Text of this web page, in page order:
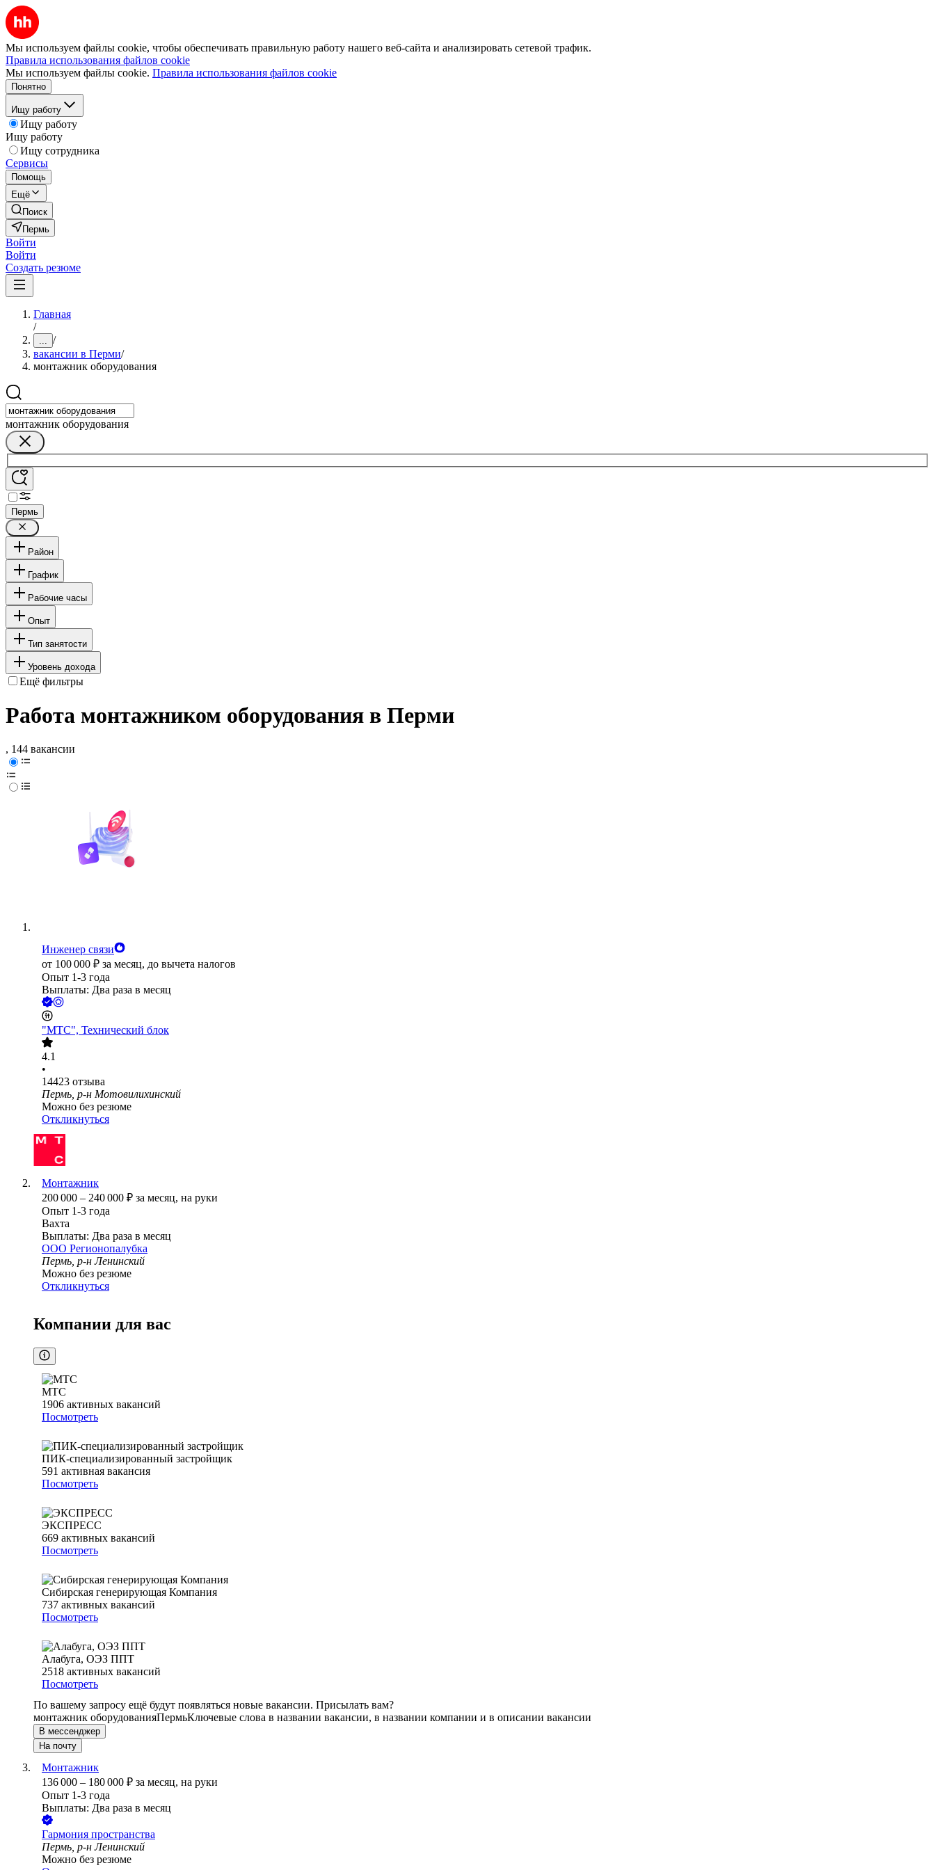
Мы используем файлы cookie, чтобы обеспечивать правильную работу нашего веб-сайта и анализировать сетевой трафик.
Правила использования файлов cookie
Мы используем файлы cookie. Правила использования файлов cookie
Понятно
Ищу работу
Ищу работу
Ищу работу
Ищу сотрудника
Сервисы
Помощь
Ещё
Поиск
Пермь
Войти
Войти
Создать резюме
Главная
/
... /
вакансии в Перми/
монтажник оборудования
монтажник оборудования
Пермь
Район
График
Рабочие часы
Опыт
Тип занятости
Уровень дохода
Ещё фильтры
Работа монтажником оборудования в Перми
, 144 вакансии
Инженер связи
от 100 000 ₽ за месяц, до вычета налогов
Опыт 1-3 года
Выплаты: Два раза в месяц
"МТС", Технический блок
4.1
•
14423 отзыва
Пермь, р-н Мотовилихинский
Можно без резюме
Откликнуться
Монтажник
200 000 – 240 000 ₽ за месяц, на руки
Опыт 1-3 года
Вахта
Выплаты: Два раза в месяц
ООО Регионопалубка
Пермь, р-н Ленинский
Можно без резюме
Откликнуться
Компании для вас
МТС
1906 активных вакансий
Посмотреть
ПИК-специализированный застройщик
591 активная вакансия
Посмотреть
ЭКСПРЕСС
669 активных вакансий
Посмотреть
Сибирская генерирующая Компания
737 активных вакансий
Посмотреть
Алабуга, ОЭЗ ППТ
2518 активных вакансий
Посмотреть
По вашему запросу ещё будут появляться новые вакансии. Присылать вам?
монтажник оборудованияПермьКлючевые слова в названии вакансии, в названии компании и в описании вакансии
В мессенджер
На почту
Монтажник
136 000 – 180 000 ₽ за месяц, на руки
Опыт 1-3 года
Выплаты: Два раза в месяц
Гармония пространства
Пермь, р-н Ленинский
Можно без резюме